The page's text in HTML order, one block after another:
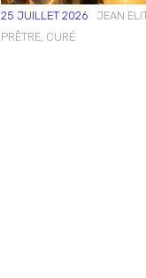
25 JUILLET 2026
JEAN
PRÊTRE, CURÉ